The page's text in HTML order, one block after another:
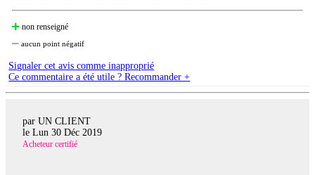
non renseigné
aucun point négatif
Signaler cet avis comme inapproprié
Ce commentaire a été utile ? Recommander +
par UN CLIENT
le Lun 30 Déc 2019
Acheteur certifié